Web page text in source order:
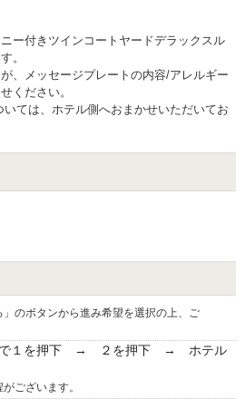
ー付きツインコートヤードデラックスル
。
メッセージプレートの内容/アレルギー
ください。
、ホテル側へおまかせいただいてお
」のボタンから進み希望を選択の上、ご
を押下 → ２を押下
→ ホテル
ございます。